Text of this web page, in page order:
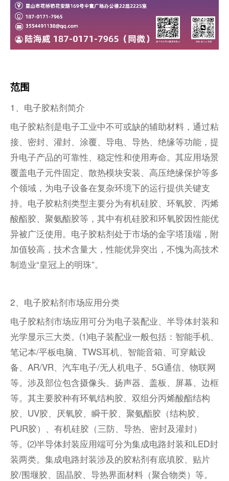
范围
1、 电子胶粘剂简介
电子胶粘剂是电子工业中不可或缺的辅助材料，通过粘
接、密封、灌封、涂覆、导电、导热、绝缘等功能，提
升电子产品的可靠性、稳定性和使用寿命。其应用场景
覆盖电子元件固定、散热模块安装、高压绝缘保护等多
个领域，为电子设备在复杂环境下的运行提供关键支
持。电子胶粘剂类型主要分为有机硅胶、环氧胶、丙烯
酸酯胶、聚氨酯胶等，其中有机硅胶和环氧胶因性能优
异被广泛使用。电子胶粘剂处于市场的金字塔顶端，附
加值较高，技术含量大，性能优异突出，不愧为高技术
制造业“皇冠上的明珠”。
2、 电子胶粘剂市场应用分类
电子胶粘剂市场应用可分为电子装配业、半导体封装和
光学显示三大类。⑴电子装配业一般包括：智能手机、
笔记本/平板电脑、TWS耳机、智能音箱、可穿戴设
备、AR/VR、汽车电子/无人机电子、5G通信、物联网
等。涉及部位包含摄像头、扬声器、盖板、屏幕、边框
等。其主要胶种有环氧结构胶 、双组分丙烯酸酯结构
胶、UV胶、厌氧胶、 瞬干胶 、聚氨酯胶（结构胶、
PUR胶）、有机硅胶（三防、导热、密封及灌封）
等。⑵半导体封装应用端可分为集成电路封装和LED封
装两类。集成电路封装涉及的胶粘剂有底填胶、贴片
胶/围堰胶、固晶胶、导热界面材料（聚合物类）等。